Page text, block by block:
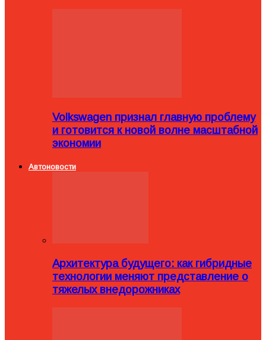
Volkswagen признал главную проблему
и готовится к новой волне масштабной
экономии
Автоновости
Архитектура будущего: как гибридные
технологии меняют представление о
тяжелых внедорожниках